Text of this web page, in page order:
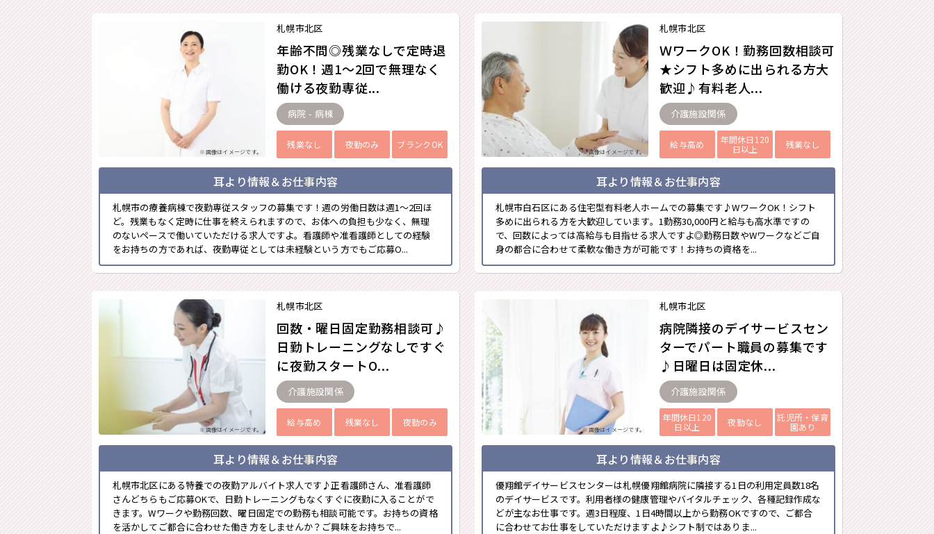
※画像はイメージです。
札幌市北区
年齢不問◎残業なしで定時退
勤OK！週1～2回で無理なく
働ける夜勤専従...
病院 - 病棟
残業なし 夜勤のみ ブランクOK
耳より情報＆お仕事内容
札幌市の療養病棟で夜勤専従スタッフの募集です！週の労働日数は週1～2回ほ
ど。残業もなく定時に仕事を終えられますので、お体への負担も少なく、無理
のないペースで働いていただける求人ですよ。看護師や准看護師としての経験
をお持ちの方であれば、夜勤専従としては未経験という方でもご応募O...
※画像はイメージです。
札幌市北区
ＷワークOK！勤務回数相談可
★シフト多めに出られる方大
歓迎♪有料老人...
介護施設関係
給与高め
年間休日120
日以上
残業なし
耳より情報＆お仕事内容
札幌市白石区にある住宅型有料老人ホームでの募集です♪WワークOK！シフト
多めに出られる方を大歓迎しています。1勤務30,000円と給与も高水準ですの
で、回数によっては高給与も目指せる求人ですよ◎勤務日数やWワークなどご自
身の都合に合わせて柔軟な働き方が可能です！お持ちの資格を...
※画像はイメージです。
札幌市北区
回数・曜日固定勤務相談可♪
日勤トレーニングなしですぐ
に夜勤スタートO...
介護施設関係
給与高め 残業なし 夜勤のみ
耳より情報＆お仕事内容
札幌市北区にある特養での夜勤アルバイト求人です♪正看護師さん、准看護師
さんどちらもご応募OKで、日勤トレーニングもなくすぐに夜勤に入ることがで
きます。Wワークや勤務回数、曜日固定での勤務も相談可能です。お持ちの資格
を活かしてご都合に合わせた働き方をしませんか？ご興味をお持ちで...
※画像はイメージです。
札幌市北区
病院隣接のデイサービスセン
ターでパート職員の募集です
♪日曜日は固定休...
介護施設関係
年間休日120
日以上
夜勤なし
託児所・保育
園あり
耳より情報＆お仕事内容
優翔館デイサービスセンターは札幌優翔館病院に隣接する1日の利用定員数18名
のデイサービスです。利用者様の健康管理やバイタルチェック、各種記録作成な
どが主なお仕事です。週3日程度、1日4時間以上から勤務OKですので、ご都合
に合わせてお仕事をしていただけますよ♪シフト制ではありま...